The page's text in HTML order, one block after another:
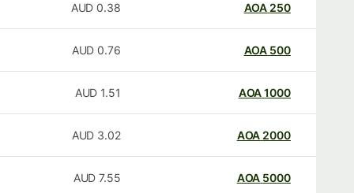
250
AOA
0.38
AUD
500
AOA
0.76
AUD
1000
AOA
1.51
AUD
2000
AOA
3.02
AUD
5000
AOA
7.55
AUD